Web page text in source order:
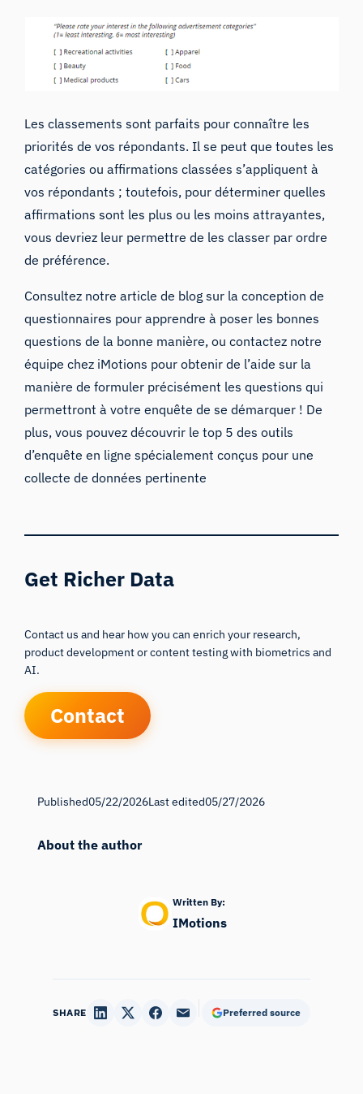
Les classements sont parfaits pour connaître les
priorités de vos répondants. Il se peut que toutes les
catégories ou affirmations classées s’appliquent à
vos répondants ; toutefois, pour déterminer quelles
affirmations sont les plus ou les moins attrayantes,
vous devriez leur permettre de les classer par ordre
de préférence.
Consultez notre article de blog sur la conception de
questionnaires pour apprendre à poser les bonnes
questions de la bonne manière, ou contactez notre
équipe chez iMotions pour obtenir de l’aide sur la
manière de formuler précisément les questions qui
permettront à votre enquête de se démarquer ! De
plus, vous pouvez découvrir le top 5 des outils
d’enquête en ligne spécialement conçus pour une
collecte de données pertinente
Get Richer Data
Contact us and hear how you can enrich your research,
product development or content testing with biometrics and
AI.
Contact
Published05/22/2026Last edited05/27/2026
About the author
Written By:
IMotions
SHARE Preferred source